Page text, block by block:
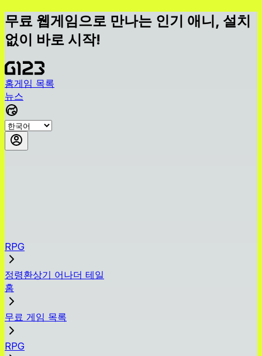
무료 웹게임으로 만나는 인기 애니, 설치
없이 바로 시작!
홈게임 목록
뉴스
RPG
정령환상기 어나더 테일
홈
무료 게임 목록
RPG